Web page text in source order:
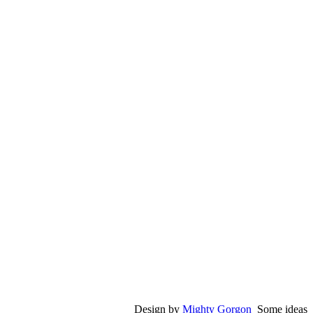
Design by Mighty Gorgon Some ideas